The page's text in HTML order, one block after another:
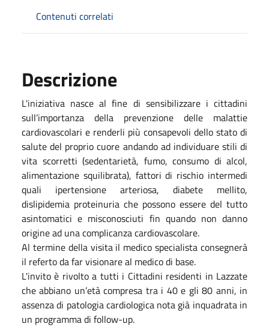
Contenuti correlati
Descrizione
L'iniziativa nasce al fine di sensibilizzare i cittadini
sull’importanza della prevenzione delle malattie
cardiovascolari e renderli più consapevoli dello stato di
salute del proprio cuore andando ad individuare stili di
vita scorretti (sedentarietà, fumo, consumo di alcol,
alimentazione squilibrata), fattori di rischio intermedi
quali ipertensione arteriosa, diabete mellito,
dislipidemia proteinuria che possono essere del tutto
asintomatici e misconosciuti fin quando non danno
origine ad una complicanza cardiovascolare.
Al termine della visita il medico specialista consegnerà
il referto da far visionare al medico di base.
L'invito è rivolto a tutti i Cittadini residenti in Lazzate
che abbiano un’età compresa tra i 40 e gli 80 anni, in
assenza di patologia cardiologica nota già inquadrata in
un programma di follow-up.